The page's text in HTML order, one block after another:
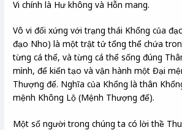
Vi chính là Hư không và Hỗn mang.
Vô vi đối xứng với trạng thái Khổng của
đạo Nho) là một trật tử tổng thể chứa
từng cá thể, và từng cá thể sống đúng
mình, để kiến tạo và vận hành một Đại
Thượng đế. Nghĩa của Khổng là thân
mệnh Không Lộ (Mệnh Thượng đế).
Một số người trong chúng ta có lời thề